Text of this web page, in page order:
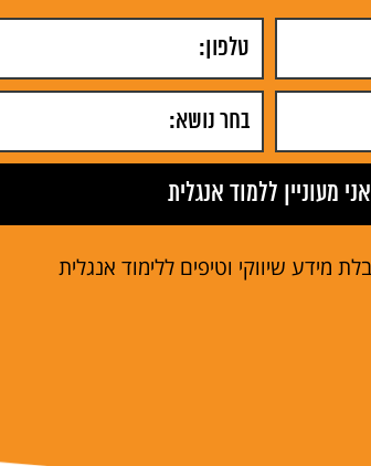
מידע שיווקי וטיפים ללימוד אנגלית